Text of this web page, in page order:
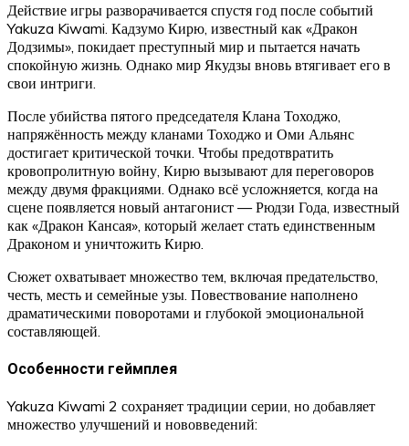
Действие игры разворачивается спустя год после событий
Yakuza Kiwami. Кадзумо Кирю, известный как «Дракон
Додзимы», покидает преступный мир и пытается начать
спокойную жизнь. Однако мир Якудзы вновь втягивает его в
свои интриги.
После убийства пятого председателя Клана Тоходжо,
напряжённость между кланами Тоходжо и Оми Альянс
достигает критической точки. Чтобы предотвратить
кровопролитную войну, Кирю вызывают для переговоров
между двумя фракциями. Однако всё усложняется, когда на
сцене появляется новый антагонист — Рюдзи Года, известный
как «Дракон Кансая», который желает стать единственным
Драконом и уничтожить Кирю.
Сюжет охватывает множество тем, включая предательство,
честь, месть и семейные узы. Повествование наполнено
драматическими поворотами и глубокой эмоциональной
составляющей.
Особенности геймплея
Yakuza Kiwami 2 сохраняет традиции серии, но добавляет
множество улучшений и нововведений: